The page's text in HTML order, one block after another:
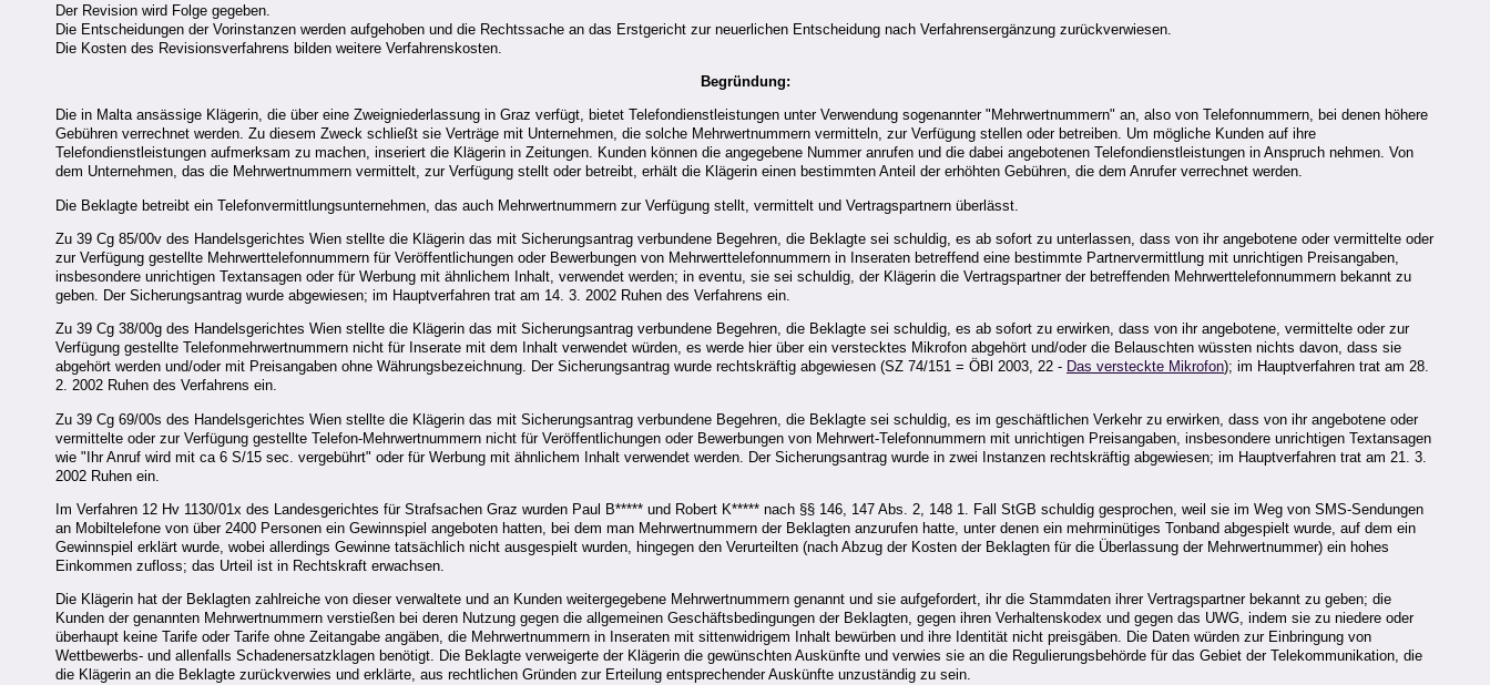
Der Revision wird Folge gegeben.
Die Entscheidungen der Vorinstanzen werden aufgehoben und die Rechtssache an das Erstgericht zur neuerlichen Entscheidung nach Verfahrensergänzung zurückverwiesen.
Die Kosten des Revisionsverfahrens bilden weitere Verfahrenskosten.
Begründung:
Die in Malta ansässige Klägerin, die über eine Zweigniederlassung in Graz verfügt, bietet Telefondienstleistungen unter Verwendung sogenannter "Mehrwertnummern" an, also von Telefonnummern, bei denen höhere
Gebühren verrechnet werden. Zu diesem Zweck schließt sie Verträge mit Unternehmen, die solche Mehrwertnummern vermitteln, zur Verfügung stellen oder betreiben. Um mögliche Kunden auf ihre
Telefondienstleistungen aufmerksam zu machen, inseriert die Klägerin in Zeitungen. Kunden können die angegebene Nummer anrufen und die dabei angebotenen Telefondienstleistungen in Anspruch nehmen. Von
dem Unternehmen, das die Mehrwertnummern vermittelt, zur Verfügung stellt oder betreibt, erhält die Klägerin einen bestimmten Anteil der erhöhten Gebühren, die dem Anrufer verrechnet werden.
Die Beklagte betreibt ein Telefonvermittlungsunternehmen, das auch Mehrwertnummern zur Verfügung stellt, vermittelt und Vertragspartnern überlässt.
Zu 39 Cg 85/00v des Handelsgerichtes Wien stellte die Klägerin das mit Sicherungsantrag verbundene Begehren, die Beklagte sei schuldig, es ab sofort zu unterlassen, dass von ihr angebotene oder vermittelte oder
zur Verfügung gestellte Mehrwerttelefonnummern für Veröffentlichungen oder Bewerbungen von Mehrwerttelefonnummern in Inseraten betreffend eine bestimmte Partnervermittlung mit unrichtigen Preisangaben,
insbesondere unrichtigen Textansagen oder für Werbung mit ähnlichem Inhalt, verwendet werden; in eventu, sie sei schuldig, der Klägerin die Vertragspartner der betreffenden Mehrwerttelefonnummern bekannt zu
geben. Der Sicherungsantrag wurde abgewiesen; im Hauptverfahren trat am 14. 3. 2002 Ruhen des Verfahrens ein.
Zu 39 Cg 38/00g des Handelsgerichtes Wien stellte die Klägerin das mit Sicherungsantrag verbundene Begehren, die Beklagte sei schuldig, es ab sofort zu erwirken, dass von ihr angebotene, vermittelte oder zur
Verfügung gestellte Telefonmehrwertnummern nicht für Inserate mit dem Inhalt verwendet würden, es werde hier über ein verstecktes Mikrofon abgehört und/oder die Belauschten wüssten nichts davon, dass sie
abgehört werden und/oder mit Preisangaben ohne Währungsbezeichnung. Der Sicherungsantrag wurde rechtskräftig abgewiesen (SZ 74/151 = ÖBl 2003, 22 - Das versteckte Mikrofon); im Hauptverfahren trat am 28.
2. 2002 Ruhen des Verfahrens ein.
Zu 39 Cg 69/00s des Handelsgerichtes Wien stellte die Klägerin das mit Sicherungsantrag verbundene Begehren, die Beklagte sei schuldig, es im geschäftlichen Verkehr zu erwirken, dass von ihr angebotene oder
vermittelte oder zur Verfügung gestellte Telefon-Mehrwertnummern nicht für Veröffentlichungen oder Bewerbungen von Mehrwert-Telefonnummern mit unrichtigen Preisangaben, insbesondere unrichtigen Textansagen
wie "Ihr Anruf wird mit ca 6 S/15 sec. vergebührt" oder für Werbung mit ähnlichem Inhalt verwendet werden. Der Sicherungsantrag wurde in zwei Instanzen rechtskräftig abgewiesen; im Hauptverfahren trat am 21. 3.
2002 Ruhen ein.
Im Verfahren 12 Hv 1130/01x des Landesgerichtes für Strafsachen Graz wurden Paul B***** und Robert K***** nach §§ 146, 147 Abs. 2, 148 1. Fall StGB schuldig gesprochen, weil sie im Weg von SMS-Sendungen
an Mobiltelefone von über 2400 Personen ein Gewinnspiel angeboten hatten, bei dem man Mehrwertnummern der Beklagten anzurufen hatte, unter denen ein mehrminütiges Tonband abgespielt wurde, auf dem ein
Gewinnspiel erklärt wurde, wobei allerdings Gewinne tatsächlich nicht ausgespielt wurden, hingegen den Verurteilten (nach Abzug der Kosten der Beklagten für die Überlassung der Mehrwertnummer) ein hohes
Einkommen zufloss; das Urteil ist in Rechtskraft erwachsen.
Die Klägerin hat der Beklagten zahlreiche von dieser verwaltete und an Kunden weitergegebene Mehrwertnummern genannt und sie aufgefordert, ihr die Stammdaten ihrer Vertragspartner bekannt zu geben; die
Kunden der genannten Mehrwertnummern verstießen bei deren Nutzung gegen die allgemeinen Geschäftsbedingungen der Beklagten, gegen ihren Verhaltenskodex und gegen das UWG, indem sie zu niedere oder
überhaupt keine Tarife oder Tarife ohne Zeitangabe angäben, die Mehrwertnummern in Inseraten mit sittenwidrigem Inhalt bewürben und ihre Identität nicht preisgäben. Die Daten würden zur Einbringung von
Wettbewerbs- und allenfalls Schadenersatzklagen benötigt. Die Beklagte verweigerte der Klägerin die gewünschten Auskünfte und verwies sie an die Regulierungsbehörde für das Gebiet der Telekommunikation, die
die Klägerin an die Beklagte zurückverwies und erklärte, aus rechtlichen Gründen zur Erteilung entsprechender Auskünfte unzuständig zu sein.